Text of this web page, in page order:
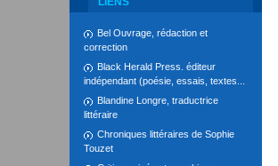
Bel Ouvrage, rédaction et
correction
Black Herald Press. éditeur
indépendant (poésie, essais, textes...
Blandine Longre, traductrice
littéraire
Chroniques littéraires de Sophie
Touzet